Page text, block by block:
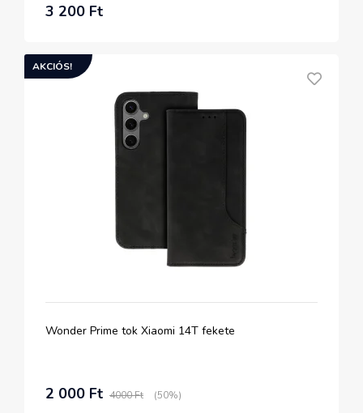
3 200 Ft
AKCIÓS!
Wonder Prime tok Xiaomi 14T fekete
2 000 Ft 4000 Ft (50%)